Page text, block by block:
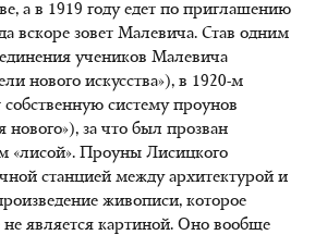
а в 1919 году едет по приглашению
вскоре зовет Малевича. Став одним
учеников Малевича
нового искусства»), в 1920-м
систему проунов
нового»), за что был прозван
«лисой». Проуны Лисицкого
станцией между архитектурой и
живописи, которое
не является картиной. Оно вообще